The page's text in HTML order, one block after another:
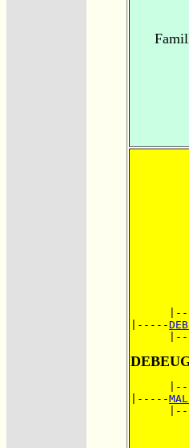
|-----
|-----